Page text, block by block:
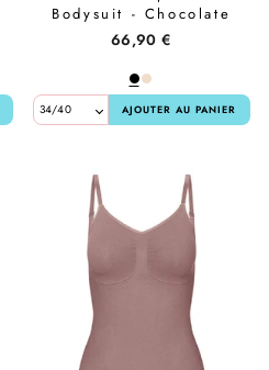
Bodysuit - Chocolate
66,90 €
AJOUTER AU PANIER